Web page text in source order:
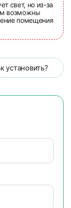
свет, но из-за
возможны
помещения
установить?